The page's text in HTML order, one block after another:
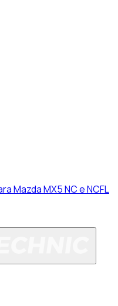
Mazda MX5 NC e NCFL